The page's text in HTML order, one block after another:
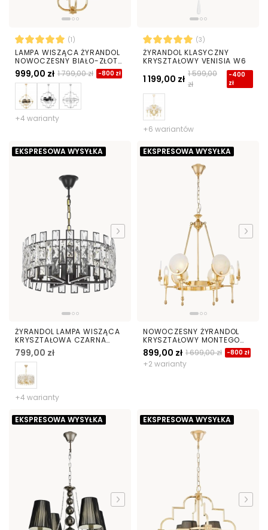
(1)
LAMPA WISZĄCA ŻYRANDOL
NOWOCZESNY BIAŁO-ZŁOTY
BALTIMORE W4
999,00 zł 1 799,00 zł -800 zł
+4 warianty
(3)
ŻYRANDOL KLASYCZNY
KRYSZTAŁOWY VENISIA W6
1 199,00 zł 1 599,00
zł
-400
zł
+6 wariantów
EKSPRESOWA WYSYŁKA
ŻYRANDOL LAMPA WISZĄCA
KRYSZTAŁOWA CZARNA
FIORINA D50
799,00 zł
+4 warianty
EKSPRESOWA WYSYŁKA
NOWOCZESNY ŻYRANDOL
KRYSZTAŁOWY MONTEGO
W6
899,00 zł 1 699,00 zł -800 zł
+2 warianty
EKSPRESOWA WYSYŁKA EKSPRESOWA WYSYŁKA